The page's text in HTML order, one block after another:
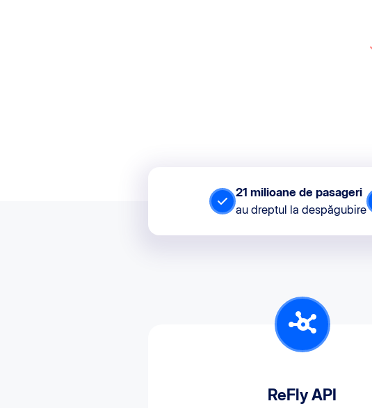
21 milioane de pasageri
au dreptul la despăgubire
ReFly API